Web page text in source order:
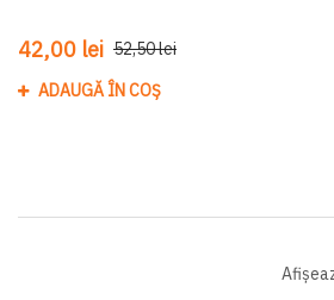
42,00 lei 52,50 lei
ADAUGĂ ÎN COȘ